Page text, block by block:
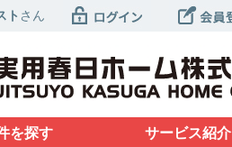
ト さん
を探す サービス紹介